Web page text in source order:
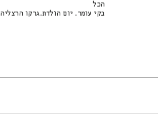
הכל
בקי עומר. יום הולדת.גרקו הרצליה